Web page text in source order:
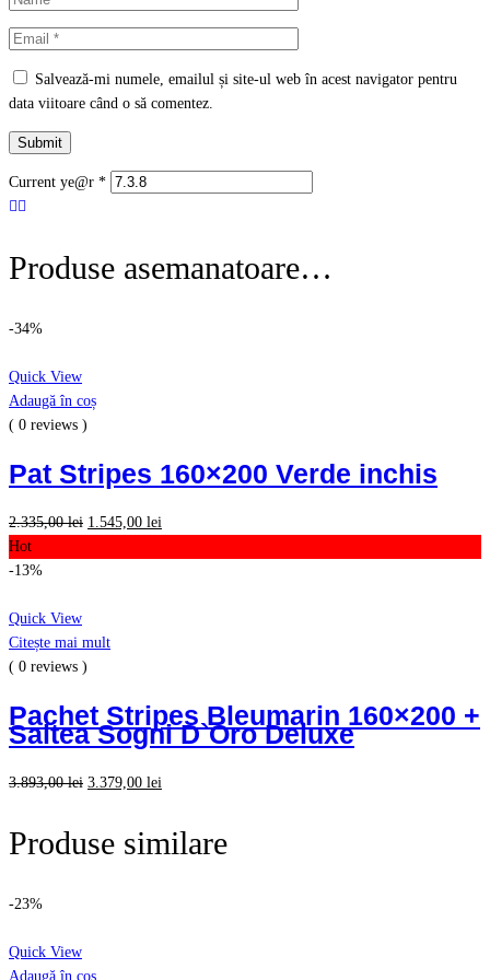
Salvează-mi numele, emailul și site-ul web în acest navigator pentru
data viitoare când o să comentez.
Current ye@r *
Produse asemanatoare…
-34%
Quick View
Adaugă în coș
( 0 reviews )
Pat Stripes 160×200 Verde inchis
2.335,00lei Prețul
1.545,00 lei
Hot
-13%
Quick View
Citește mai mult
( 0 reviews )
Pachet Stripes Bleumarin 160×200 +
Saltea Sogni D`Oro Deluxe
3.893,00lei Prețul
fost:
3.379,00 lei
este:
3.379,00 lei.
Produse similare
-23%
Quick View
Adaugă în coș